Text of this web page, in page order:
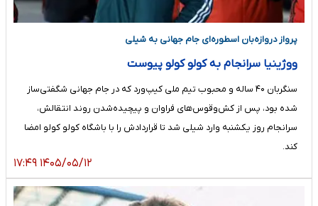
پرواز دروازه‌بان اسطوره‌ای جام جهانی به شیلی
ووژینیا سرانجام به کولو کولو پیوست
سنگربان ۴۰ ساله و محبوب تیم ملی کیپ‌ورد که در جام جهانی شگفتی‌ساز
شده بود، پس از کش‌وقوس‌های فراوان و پیچیده‌شدن روند انتقالش،
سرانجام روز یکشنبه وارد شیلی شد تا قراردادش را با باشگاه کولو کولو امضا
کند.
۱۴۰۵/۰۵/۱۲ ۱۷:۴۹